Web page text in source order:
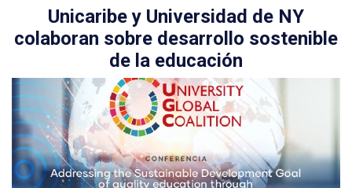
Unicaribe y Universidad de NY
colaboran sobre desarrollo sostenible
de la educación